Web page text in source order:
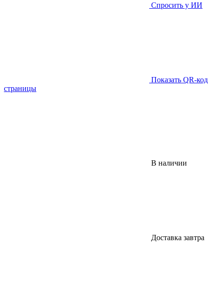
Спросить у ИИ
Показать QR-код
страницы
В наличии
Доставка завтра